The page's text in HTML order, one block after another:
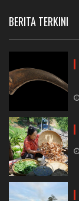
BERITA TERKINI